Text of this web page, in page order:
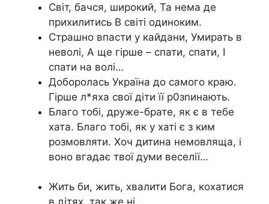
Світ, бачся, широкий, Та нема де
прихилитись В світі одиноким.
Страшно впасти у кайдани, Умирать в
неволі, А ще гірше – спати, спати, І
спати на волі…
Доборолась Україна до самого краю.
Гірше л*яха свої діти її р0зnинають.
Благо тобі, друже-брате, як є в тебе
хата. Благо тобі, як у хаті є з ким
розмовляти. Хоч дитина немовляща, і
воно вгадає твої думи веселії…
Жить би, жить, хвалити Бога, кохатися